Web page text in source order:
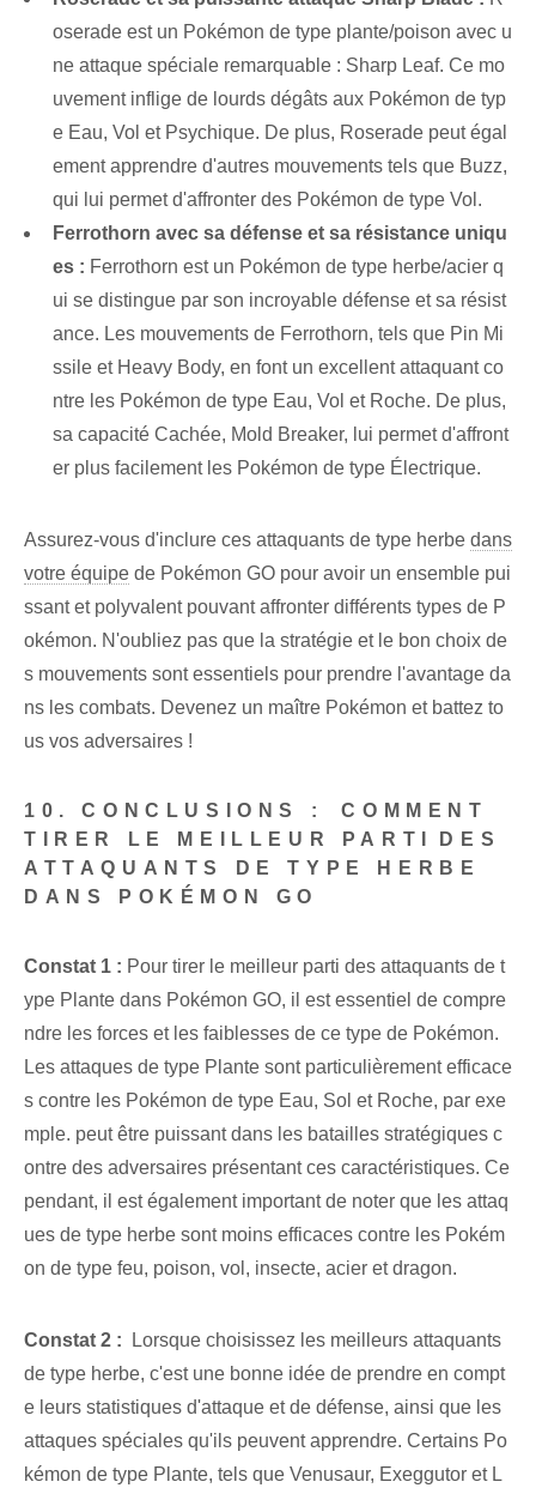
oserade est un Pokémon de type plante/poison avec u
ne attaque spéciale remarquable : Sharp Leaf. Ce mo
uvement inflige de lourds dégâts aux Pokémon de typ
e Eau, Vol et Psychique. De plus, Roserade peut égal
ement apprendre d'autres mouvements tels que Buzz,
qui lui permet d'affronter des Pokémon de type Vol.
Ferrothorn avec sa défense et sa résistance uniqu
es : Ferrothorn est un Pokémon de type herbe/acier q
ui se distingue par son incroyable défense et sa résist
ance. Les mouvements de Ferrothorn, tels que Pin Mi
ssile et Heavy Body, en font un excellent attaquant co
ntre les Pokémon de type Eau, Vol et Roche. De plus,
sa capacité Cachée, Mold Breaker, lui permet d'affront
er plus facilement les Pokémon de type Électrique.
Assurez-vous d'inclure ces attaquants de type herbe dans
votre équipe de Pokémon‍ GO ⁤pour ⁤avoir un ensemble pui
ssant et polyvalent pouvant affronter différents ‌types⁢ de P
okémon. N'oubliez pas que la stratégie et le bon choix de
s mouvements sont essentiels pour prendre l'avantage da
ns les combats. Devenez un maître Pokémon et battez to
us vos adversaires !
10. CONCLUSIONS : ⁣COMMENT ⁢
TIRER LE MEILLEUR PARTI⁢DES
ATTAQUANTS DE TYPE HERBE
DANS POKÉMON GO
Constat 1 : Pour tirer le meilleur parti des attaquants de t
ype Plante dans Pokémon GO, il est essentiel de compre
ndre les forces et les faiblesses de ce type de Pokémon.
Les attaques de type Plante sont particulièrement efficace
s contre les Pokémon de type Eau, Sol et Roche, par exe
mple. peut être puissant dans les batailles stratégiques c
ontre des adversaires présentant ces caractéristiques. Ce
pendant, il est également important de noter que les attaq
ues de type herbe sont moins efficaces contre les Pokém
on de type feu, poison, vol, insecte, acier et dragon.
Constat 2 : ⁢ Lorsque⁤ choisissez les meilleurs attaquants
de type herbe, c'est une bonne idée de prendre en compt
e leurs statistiques d'attaque et de défense, ainsi que les
attaques spéciales qu'ils peuvent apprendre. Certains Po
kémon de type Plante, tels que Venusaur, Exeggutor et L